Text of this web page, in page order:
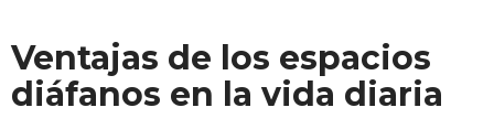
Ventajas de los espacios
diáfanos en la vida diaria